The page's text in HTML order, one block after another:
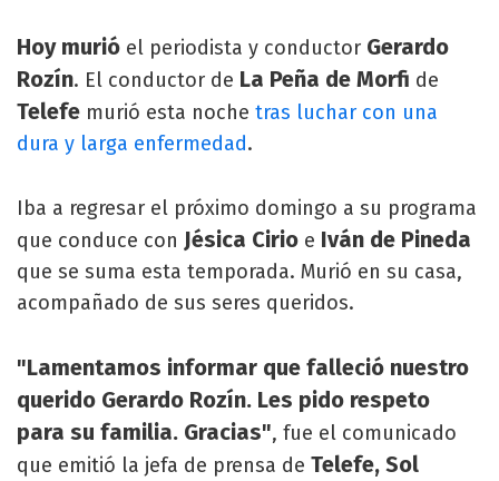
Hoy murió el periodista y conductor Gerardo
Rozín. El conductor de La Peña de Morfi de
Telefe murió esta noche tras luchar con una
dura y larga enfermedad.
Iba a regresar el próximo domingo a su programa
que conduce con Jésica Cirio e Iván de Pineda
que se suma esta temporada. Murió en su casa,
acompañado de sus seres queridos.
"Lamentamos informar que falleció nuestro
querido Gerardo Rozín. Les pido respeto
para su familia. Gracias", fue el comunicado
que emitió la jefa de prensa de Telefe, Sol